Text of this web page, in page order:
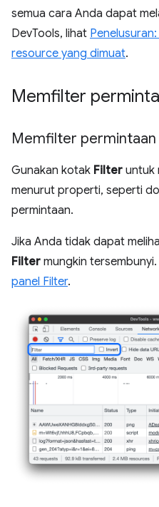
semua cara Anda dapat
DevTools, lihat
resource yang dimuat.
Memfilter
Memfilter
Gunakan kotak Filter untuk
menurut properti, seperti
permintaan.
Jika Anda tidak dapat
Filter mungkin
panel Filter.